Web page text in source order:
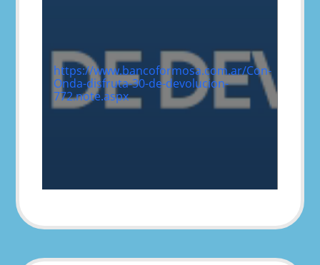
https://www.bancoformosa.com.ar/Con-
Onda-disfruta-30-de-devolucion-
772.note.aspx